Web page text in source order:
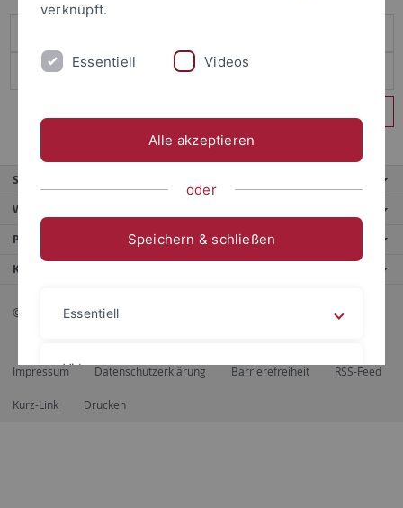
Service
Weitere Angebote
Portale
Kontaktinfo
© 2026 Eberhard Karls Universität Tübingen, Tübingen
Impressum Datenschutzerklärung Barrierefreiheit RSS-Feed
Kurz-Link Drucken
verknüpft.
Essentiell Videos
Alle akzeptieren
oder
Speichern & schließen
Essentiell
Videos